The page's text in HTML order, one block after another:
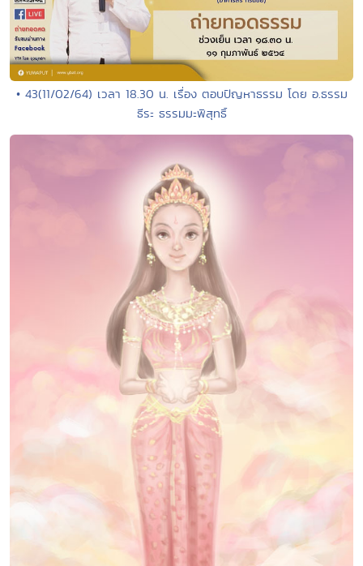
• 43(11/02/64) เวลา 18.30 น. เรื่อง ตอบปัญหาธรรม โดย อ.ธรรม
ธีระ ธรรมมะพิสุทธิ์